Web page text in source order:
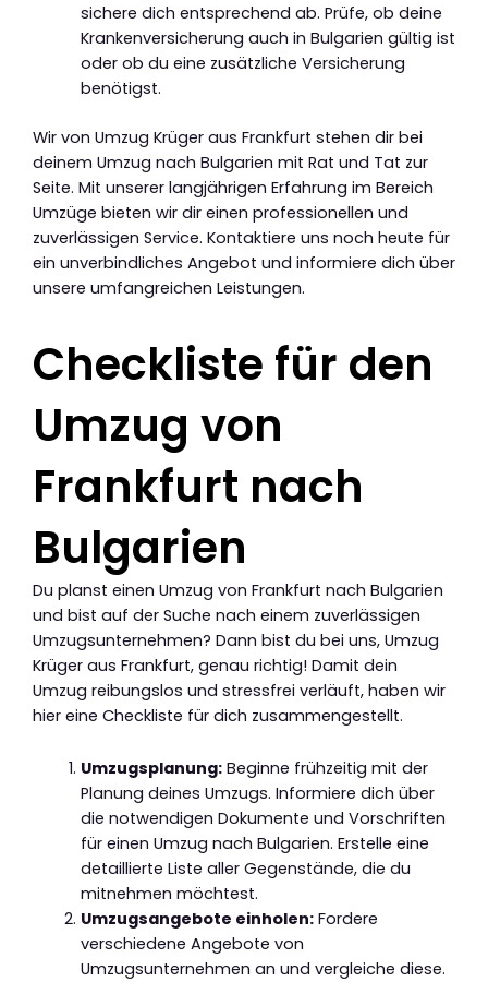
sichere dich entsprechend ab. Prüfe, ob deine
Krankenversicherung auch in Bulgarien gültig ist
oder ob du eine zusätzliche Versicherung
benötigst.
Wir von Umzug Krüger aus Frankfurt stehen dir bei
deinem Umzug nach Bulgarien mit Rat und Tat zur
Seite. Mit unserer langjährigen Erfahrung im Bereich
Umzüge bieten wir dir einen professionellen und
zuverlässigen Service. Kontaktiere uns noch heute für
ein unverbindliches Angebot und informiere dich über
unsere umfangreichen Leistungen.
Checkliste für den
Umzug von
Frankfurt nach
Bulgarien
Du planst einen Umzug von Frankfurt nach Bulgarien
und bist auf der Suche nach einem zuverlässigen
Umzugsunternehmen? Dann bist du bei uns, Umzug
Krüger aus Frankfurt, genau richtig! Damit dein
Umzug reibungslos und stressfrei verläuft, haben wir
hier eine Checkliste für dich zusammengestellt.
Umzugsplanung:Beginne frühzeitig mit der
Planung deines Umzugs. Informiere dich über
die notwendigen Dokumente und Vorschriften
für einen Umzug nach Bulgarien. Erstelle eine
detaillierte Liste aller Gegenstände, die du
mitnehmen möchtest.
Umzugsangebote einholen:Fordere
verschiedene Angebote von
Umzugsunternehmen an und vergleiche diese.